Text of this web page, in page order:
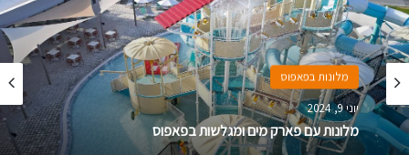
מלונות בפאפוס
יוני 9, 2024
מלונות עם פארק מים ומגלשות בפאפוס